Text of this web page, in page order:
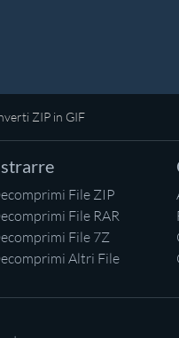
ZIP in GIF
File ZIP
File RAR
File 7Z
Altri File